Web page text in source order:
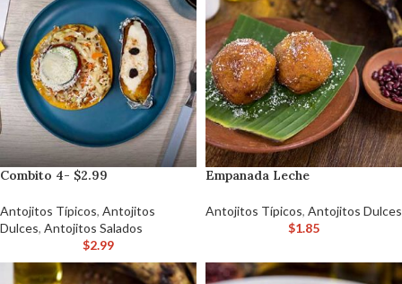
Combito 4- $2.99
Antojitos Típicos, Antojitos
Dulces, Antojitos Salados
$2.99
Empanada Leche
Antojitos Típicos, Antojitos Dulces
$1.85